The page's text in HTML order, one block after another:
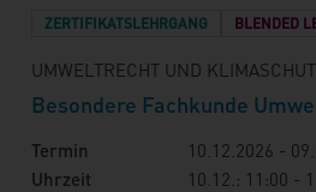
ZERTIFIKATSLEHRGANG BLENDED
UMWELTRECHT UND
Besondere Fachkunde
Termin
10.12.2026 -
Uhrzeit
10.12.: 11:00 -